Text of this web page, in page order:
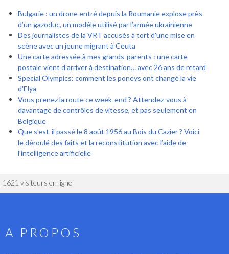
Bulgarie : un drone entré depuis la Roumanie explose près
d’un gazoduc, un modèle utilisé par l’armée ukrainienne
Des journalistes de la VRT accusés à tort d'une mise en
scène avec un jeune migrant à Ceuta
Une carte adressée à mes grands-parents : une carte
postale vient d’arriver à destination… avec 26 ans de retard
Special Olympics: comment les poneys ont changé la vie
d'Elya
Vous prenez la route ce week-end ? Attendez-vous à
davantage de contrôles de vitesse, et pas seulement en
Belgique
Que s’est-il passé le 8 août 1956 au Bois du Cazier ? Voici
le déroulé des faits et la reconstitution avec l’aide de
l’intelligence artificielle
1621 visiteurs en ligne
A PROPOS